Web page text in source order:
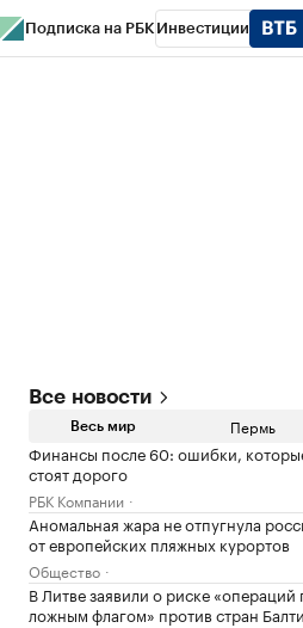
Подписка на РБК Инвестиции
Все новости
Весь мир Пермь
Финансы после 60: ошибки,
стоят дорого
РБК Компании
Аномальная жара не отпугнула
от европейских пляжных курортов
Общество
В Литве заявили о риске «операций
ложным флагом» против стран